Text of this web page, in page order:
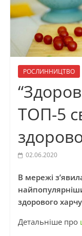
РОСЛИННИЦТВО
ТОП-5
02.06.2020
В мережі
здорового
Детальніше про